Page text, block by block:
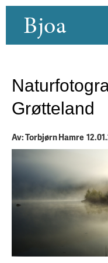
Bjoa
Grøtteland
Av: Torbjørn Hamre